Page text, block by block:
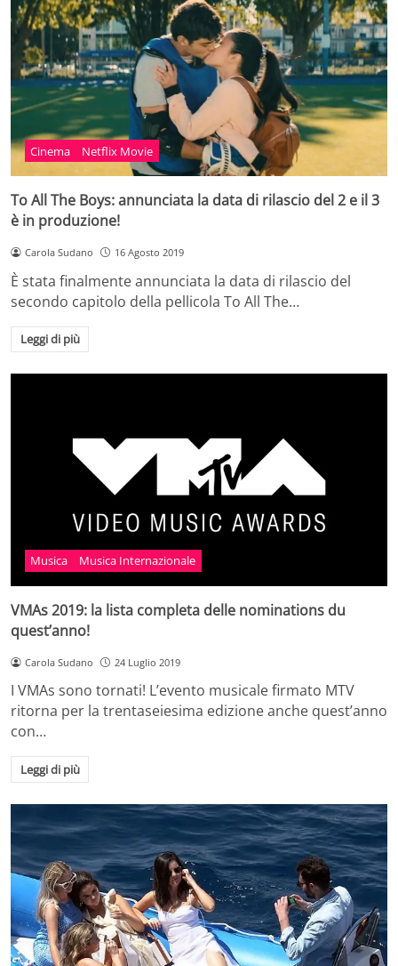
Cinema Netflix Movie
To All The Boys: annunciata la data di rilascio del 2 e il 3
è in produzione!
Carola Sudano 16 Agosto 2019
È stata finalmente annunciata la data di rilascio del
secondo capitolo della pellicola To All The…
Leggi di più
Musica Musica Internazionale
VMAs 2019: la lista completa delle nominations du
quest’anno!
Carola Sudano 24 Luglio 2019
I VMAs sono tornati! L’evento musicale firmato MTV
ritorna per la trentaseiesima edizione anche quest’anno
con…
Leggi di più